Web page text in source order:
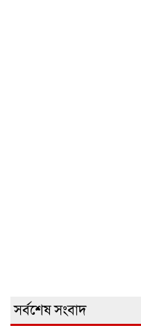
সর্বশেষ সংবাদ